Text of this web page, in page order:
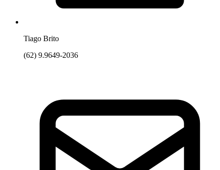
Tiago Brito
(62) 9.9649-2036